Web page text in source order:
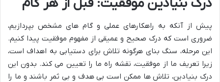
درک بنیادین موفقیت: قبل از هر گام
پیش از آنکه به راهکارهای عملی و گام های مشخص بپردازیم،
ضروری است که درک صحیح و عمیقی از مفهوم موفقیت پیدا کنیم.
این مرحله، سنگ بنای هرگونه تلاش برای دستیابی به اهداف است،
زیرا تعریف ما از موفقیت، نقشه راه ما را تعیین می کند. بدون این
درک بنیادین، تلاش ها ممکن است بی هدف و بی ثمر باشند و ما را